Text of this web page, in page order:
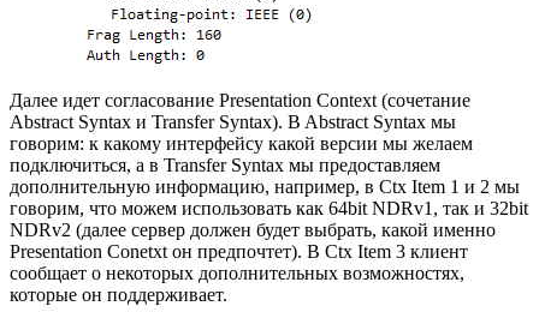
Далее идет согласование Presentation Context (сочетание
Abstract Syntax и Transfer Syntax). B Abstract Syntax мы
говорим: к какому интерфейсу какой версии мы желаем
подключиться, а в Transfer Syntax мы предоставляем
дополнительную информацию, например, в Ctx Item 1 и 2 мы
говорим, что можем использовать как 64bit NDRv1, так и 32bit
NDRv2 (далее сервер должен будет выбрать, какой именно
Presentation Conetxt он предпочтет). В Ctx Item 3 клиент
сообщает о некоторых дополнительных возможностях,
которые он поддерживает.